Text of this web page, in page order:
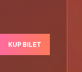
KUP BILET